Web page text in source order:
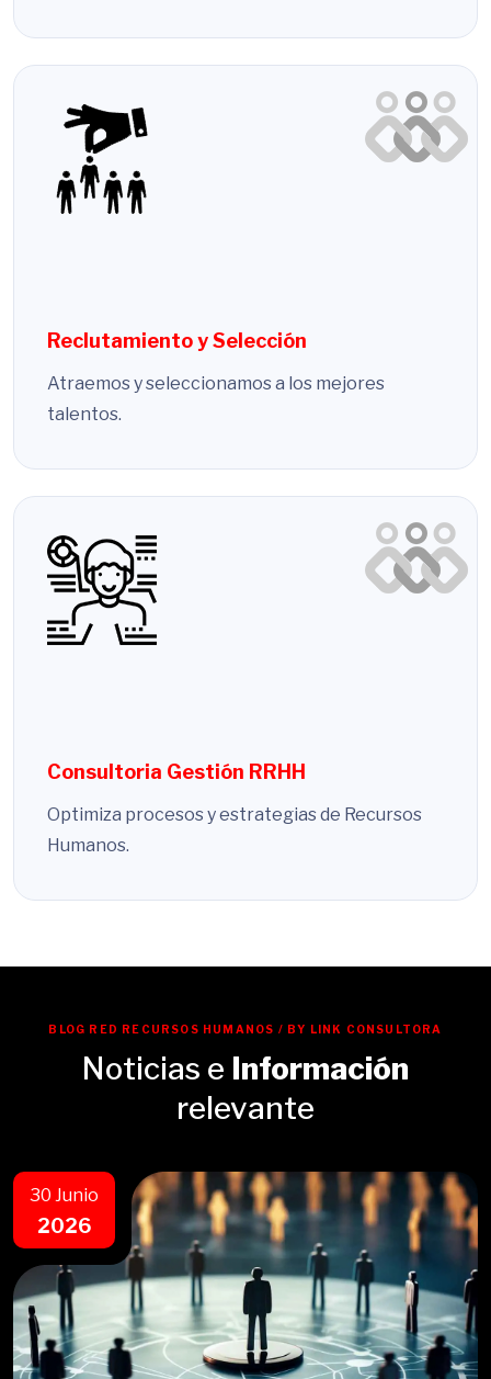
Reclutamiento y Selección
Atraemos y seleccionamos a los mejores
talentos.
Consultoria Gestión RRHH
Optimiza procesos y estrategias de Recursos
Humanos.
BLOG RED RECURSOS HUMANOS / BY LINK CONSULTORA
Noticias e Información
relevante
30 Junio
2026